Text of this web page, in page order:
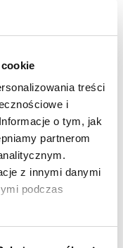
treści
i
o tym, jak
partnerom
z innymi danymi
podczas